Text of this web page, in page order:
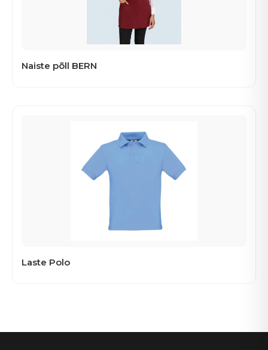
Naiste põll BERN
Laste Polo